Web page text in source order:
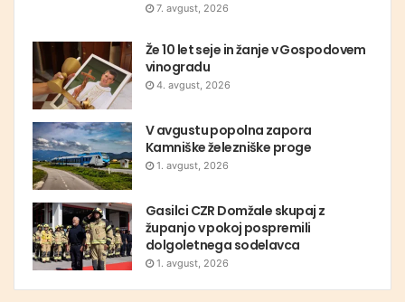
7. avgust, 2026
Že 10 let seje in žanje v Gospodovem
vinogradu
4. avgust, 2026
V avgustu popolna zapora
Kamniške železniške proge
1. avgust, 2026
Gasilci CZR Domžale skupaj z
županjo v pokoj pospremili
dolgoletnega sodelavca
1. avgust, 2026